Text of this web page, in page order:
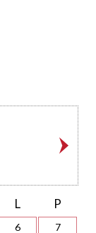
L P
6
7